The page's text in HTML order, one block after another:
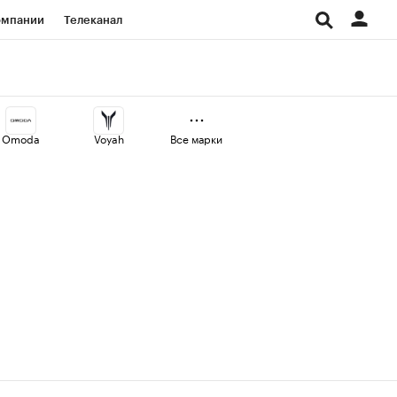
Телеканал
Проверка контрагентов
Omoda Voyah Все марки